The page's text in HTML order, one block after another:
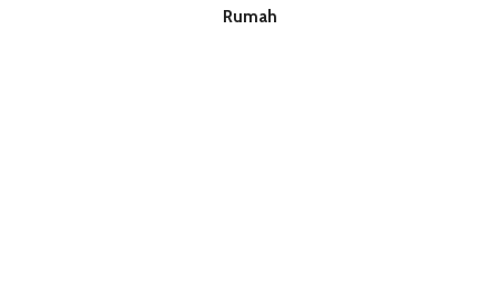
Rumah